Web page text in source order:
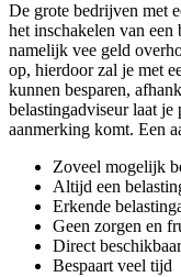
De grote bedrijven met
het inschakelen van
namelijk vee geld
op, hierdoor zal je met
kunnen besparen,
belastingadviseur laat
aanmerking komt. Een
Zoveel mogelijk
Altijd een
Erkende
Geen zorgen en
Direct beschikbaar
Bespaart veel tijd